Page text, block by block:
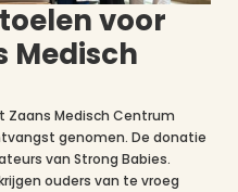
voor
Medisch
Zaans Medisch Centrum
genomen. De donatie
van Strong Babies.
ouders van te vroeg